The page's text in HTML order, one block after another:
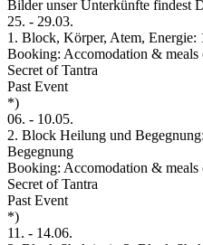
Bilder unser Unterkünfte findest
25. - 29.03.
1. Block, Körper, Atem,
Booking: Accomodation & meals
Secret of Tantra
Past Event
*)
06. - 10.05.
2. Block Heilung und
Begegnung
Booking: Accomodation & meals
Secret of Tantra
Past Event
*)
11. - 14.06.